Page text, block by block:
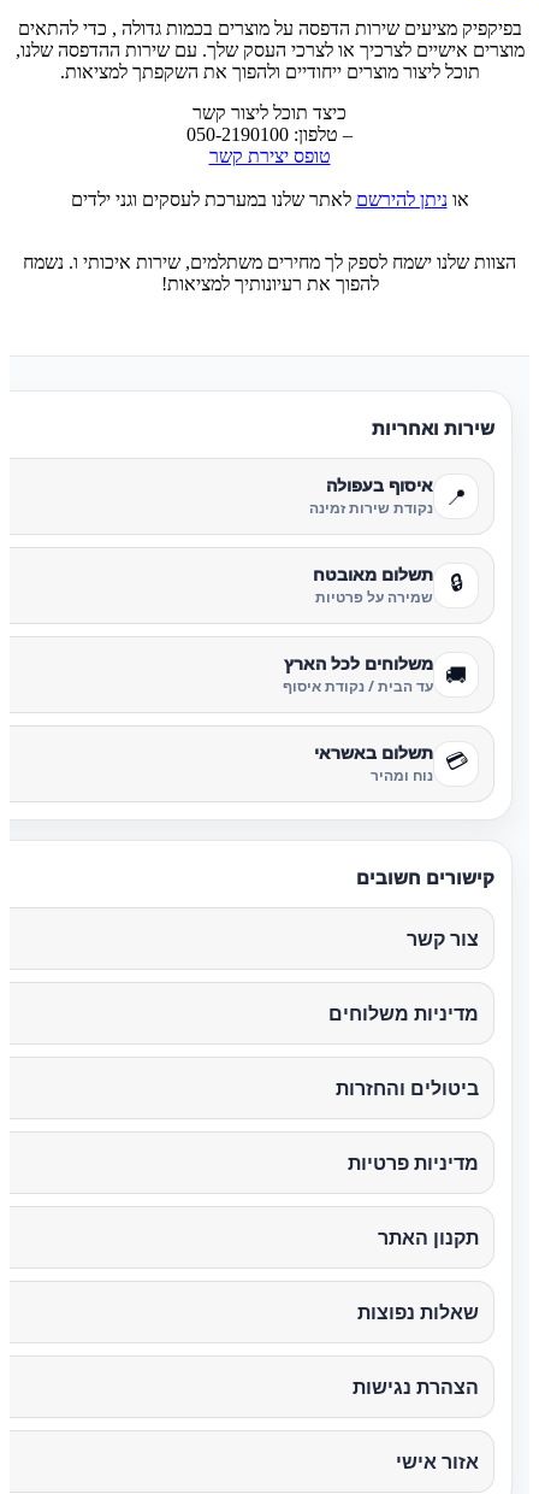
בפיקפיק מציעים שירות הדפסה על מוצרים בכמות גדולה , כדי להתאים
מוצרים אישיים לצרכיך או לצרכי העסק שלך. עם שירות ההדפסה שלנו,
תוכל ליצור מוצרים ייחודיים ולהפוך את השקפתך למציאות.
כיצד תוכל ליצור קשר
– טלפון: 050-2190100
טופס יצירת קשר
אוניתן להירשם לאתר שלנו במערכת לעסקים וגני ילדים
הצוות שלנו ישמח לספק לך מחירים משתלמים, שירות איכותי ו. נשמח
להפוך את רעיונותיך למציאות!
שירות ואחריות
📍 איסוף בעפולה
נקודת שירות זמינה
🔒 תשלום מאובטח
שמירה על פרטיות
🚚 משלוחים לכל הארץ
עד הבית / נקודת איסוף
💳 תשלום באשראי
נוח ומהיר
קישורים חשובים
צור קשר
מדיניות משלוחים
ביטולים והחזרות
מדיניות פרטיות
תקנון האתר
שאלות נפוצות
הצהרת נגישות
אזור אישי